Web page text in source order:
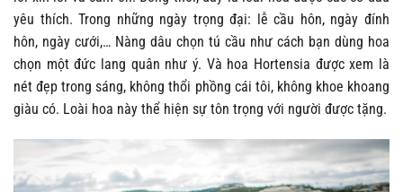
yêu thích. Trong những ngày trọng đại: lễ cầu hôn, ngày đính
hôn, ngày cưới,… Nàng dâu chọn tú cầu như cách bạn dùng hoa
chọn một đức lang quân như ý. Và hoa Hortensia được xem là
nét đẹp trong sáng, không thổi phồng cái tôi, không khoe khoang
giàu có. Loài hoa này thể hiện sự tôn trọng với người được tặng.